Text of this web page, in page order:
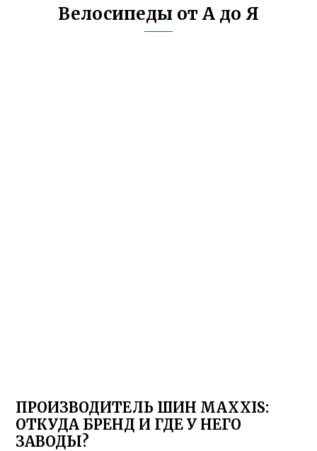
Велосипеды от А до Я
ПРОИЗВОДИТЕЛЬ ШИН MAXXIS:
ОТКУДА БРЕНД И ГДЕ У НЕГО
ЗАВОДЫ?